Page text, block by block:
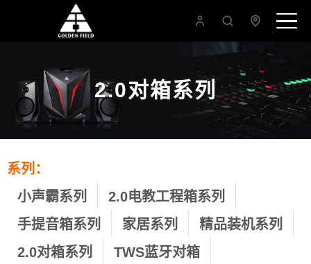
2.0对箱系列
系列：
小声霸系列
2.0电教工程箱系列
手提音箱系列
家居系列
精品装机系列
2.0对箱系列
TWS蓝牙对箱